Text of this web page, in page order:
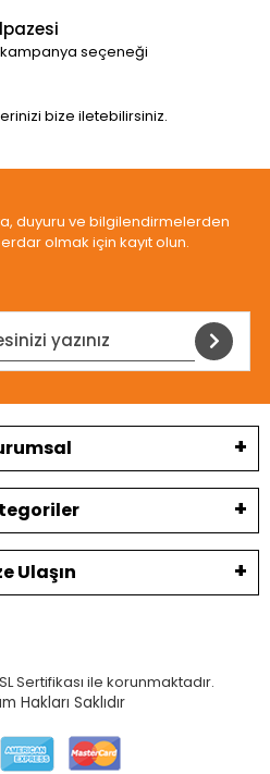
seçeneği
bize iletebilirsiniz.
duyuru ve bilgilendirmelerden
olmak için kayıt olun.
Ulaşın
Sertifikası ile korunmaktadır.
Hakları Saklıdır